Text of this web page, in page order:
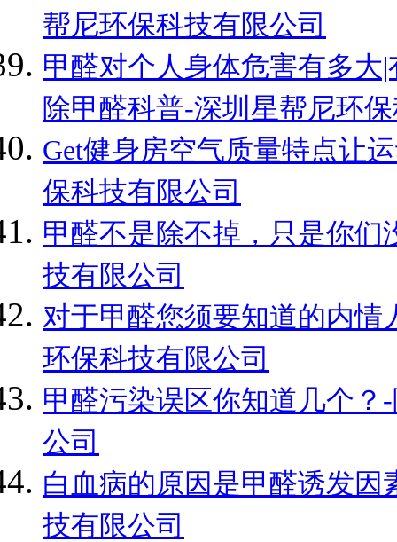
帮尼环保科技有限公司
甲醛对个人身体危害有多大
除甲醛科普-深圳星帮尼环
Get健身房空气质量特点让
保科技有限公司
甲醛不是除不掉，只是你
技有限公司
对于甲醛您须要知道的内情
环保科技有限公司
甲醛污染误区你知道几个
公司
白血病的原因是甲醛诱发
技有限公司